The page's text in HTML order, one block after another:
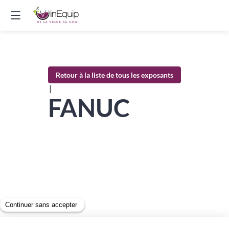
Retour à la liste de tous les exposants
|
FANUC